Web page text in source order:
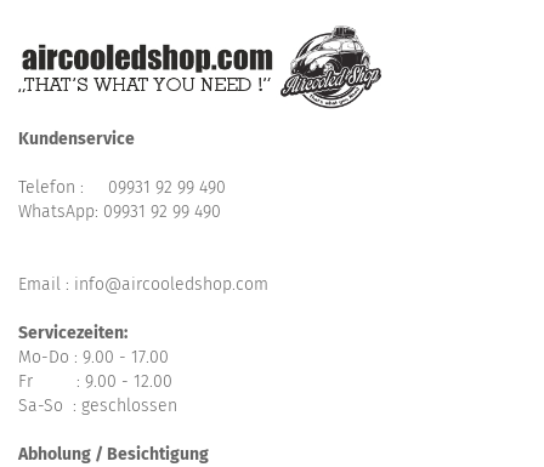
Kundenservice
Telefon : 09931 92 99 490
WhatsApp: 09931 92 99 490
Email : info@aircooledshop.com
Servicezeiten:
Mo-Do : 9.00 - 17.00
Fr : 9.00 - 12.00
Sa-So : geschlossen
Abholung / Besichtigung